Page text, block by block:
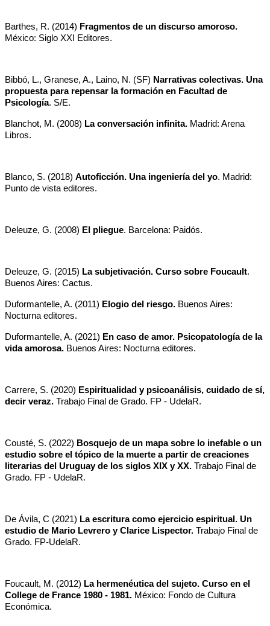
Barthes, R. (2014) Fragmentos de un discurso amoroso.
México: Siglo XXI Editores.
Bibbó, L., Granese, A., Laino, N. (SF) Narrativas colectivas. Una
propuesta para repensar la formación en Facultad de
Psicología. S/E.
Blanchot, M. (2008) La conversación infinita. Madrid: Arena
Libros.
Blanco, S. (2018) Autoficción. Una ingeniería del yo. Madrid:
Punto de vista editores.
Deleuze, G. (2008) El pliegue. Barcelona: Paidós.
Deleuze, G. (2015) La subjetivación. Curso sobre Foucault.
Buenos Aires: Cactus.
Duformantelle, A. (2011) Elogio del riesgo. Buenos Aires:
Nocturna editores.
Duformantelle, A. (2021) En caso de amor. Psicopatología de la
vida amorosa. Buenos Aires: Nocturna editores.
Carrere, S. (2020) Espiritualidad y psicoanálisis, cuidado de sí,
decir veraz. Trabajo Final de Grado. FP - UdelaR.
Cousté, S. (2022) Bosquejo de un mapa sobre lo inefable o un
estudio sobre el tópico de la muerte a partir de creaciones
literarias del Uruguay de los siglos XIX y XX. Trabajo Final de
Grado. FP - UdelaR.
De Ávila, C (2021) La escritura como ejercicio espiritual. Un
estudio de Mario Levrero y Clarice Lispector. Trabajo Final de
Grado. FP-UdelaR.
Foucault, M. (2012) La hermenéutica del sujeto. Curso en el
College de France 1980 - 1981. México: Fondo de Cultura
Económica.